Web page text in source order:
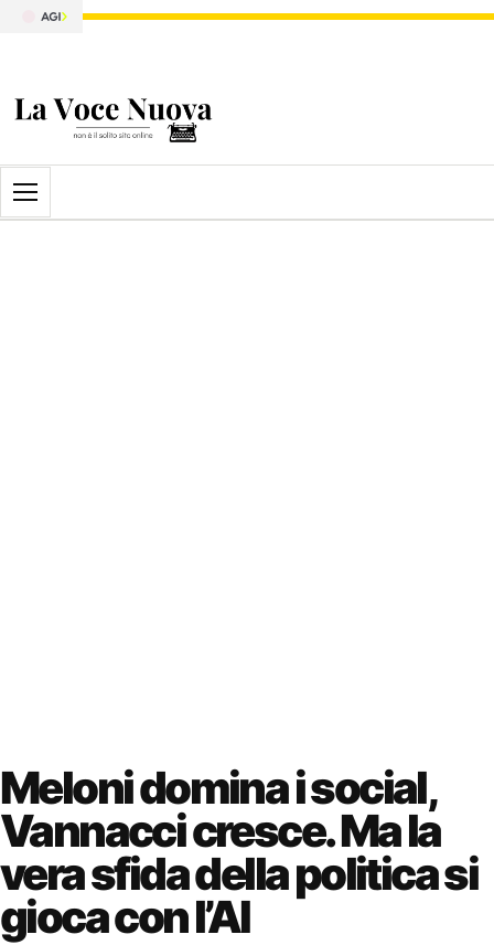
Apri il menu
Meloni domina i social,
Vannacci cresce. Ma la
vera sfida della politica si
gioca con l’AI